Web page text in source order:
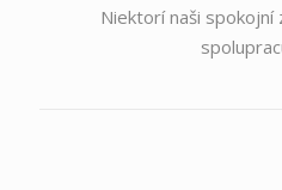
Niektorí naši spokojní